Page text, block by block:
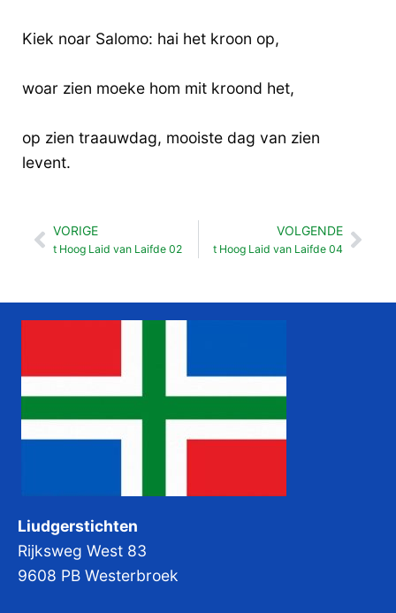
Kiek noar Salomo: hai het kroon op,
woar zien moeke hom mit kroond het,
op zien traauwdag, mooiste dag van zien
levent.
Vorige
VORIGE
t Hoog Laid van Laifde 02
VOLGENDE
t Hoog Laid van Laifde 04
Liudgerstichten
Rijksweg West 83
9608 PB Westerbroek